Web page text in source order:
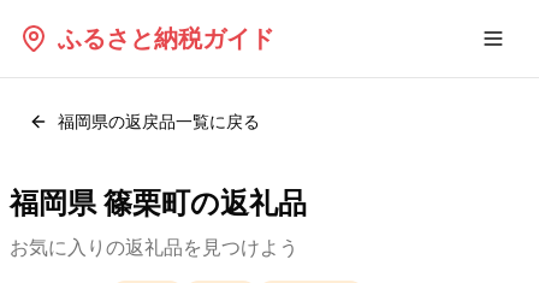
ふるさと納税ガイド
福岡県の返戻品一覧に戻る
福岡県 篠栗町の返礼品
お気に入りの返礼品を見つけよう